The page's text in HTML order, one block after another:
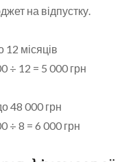
на відпустку.
12 місяців
÷ 12 = 5 000 грн
48 000 грн
÷ 8 = 6 000 грн